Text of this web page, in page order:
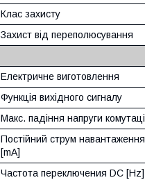
Клас захисту
Захист від переполюсування
Електричне виготовлення
Функція вихідного сигналу
Макс. падіння напруги
Постійний струм
[mA]
Частота переключения DC [Hz]